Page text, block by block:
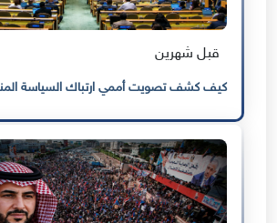
قبل شهرين
كيف كشف تصويت أممي ارتباك السياسة